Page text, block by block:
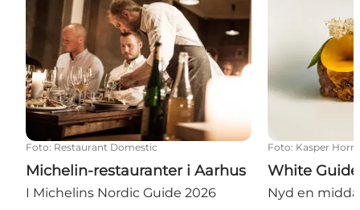
Foto: Restaurant Domestic
Michelin-restauranter i Aarhus
I Michelins Nordic Guide 2026
Foto: Kasper
White
Nyd en